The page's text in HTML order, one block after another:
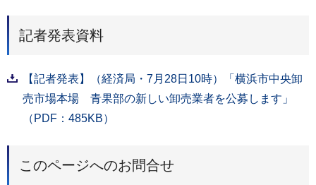
記者発表資料
【記者発表】（経済局・7月28日10時）「横浜市中央卸
売市場本場 青果部の新しい卸売業者を公募します」
（PDF：485KB）
このページへのお問合せ